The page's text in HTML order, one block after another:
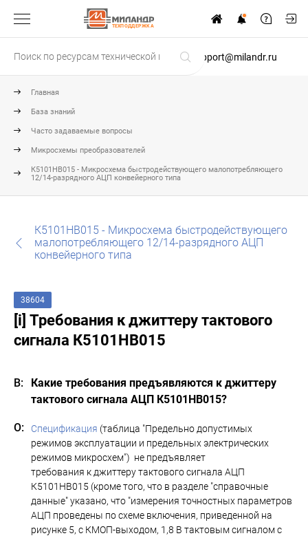
ТЕХПОДДЕРЖКА
support@milandr.ru
Главная
База знаний
Часто задаваемые вопросы
Микросхемы преобразователей
К5101НВ015 - Микросхема быстродействующего малопотребляющего
12/14-разрядного АЦП конвейерного типа
К5101НВ015 - Микросхема быстродействующего
малопотребляющего 12/14-разрядного АЦП
конвейерного типа
38604
[i] Требования к джиттеру тактового
сигнала К5101НВ015
Какие требования предъявляются к джиттеру
тактового сигнала АЦП К5101НВ015?
Спецификация (таблица "Предельно допустимых
режимов эксплуатации и предельных электрических
режимов микросхем") не предъявляет
требования к джиттеру тактового сигнала АЦП
К5101НВ015 (кроме того, что в разделе "справочные
данные" указано, что "измерения точностных параметров
АЦП проведены по схеме включения, приведенной на
рисунке 5, с КМОП-выходом, 1,8 В тактовым сигналом с